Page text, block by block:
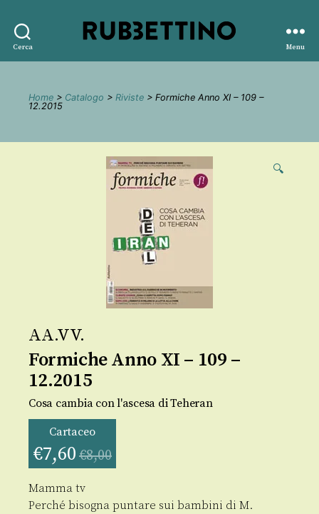
Cerca
editore
Menu
Home > Catalogo > Riviste > Formiche Anno XI – 109 –
12.2015
🔍
AA.VV.
Formiche Anno XI – 109 –
12.2015
Cosa cambia con l'ascesa di Teheran
Cartaceo
€7,60 €8,00
Mamma tv
Perché bisogna puntare sui bambini di M.